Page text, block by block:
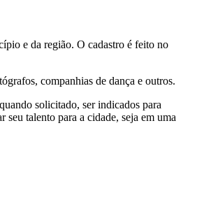
e da região. O cadastro é feito no
companhias de dança e outros.
solicitado, ser indicados para
seu talento para a cidade, seja em uma